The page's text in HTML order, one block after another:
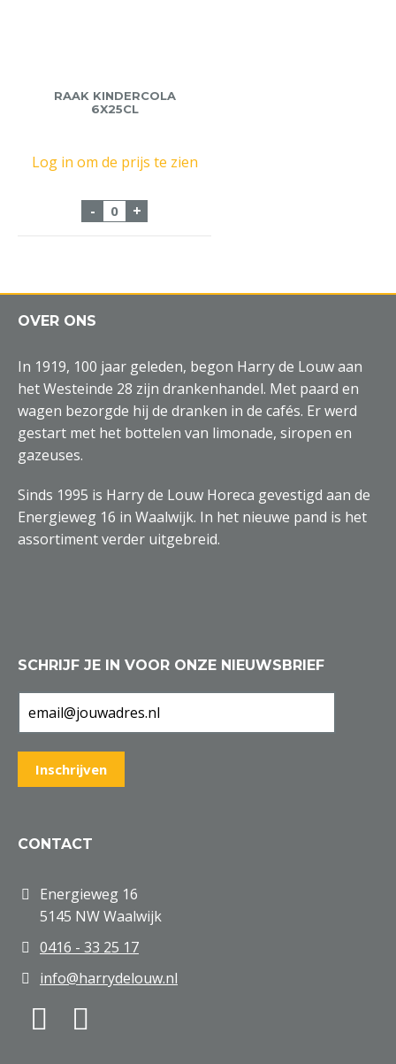
RAAK KINDERCOLA
6X25CL
Log in om de prijs te zien
- Raak Kindercola 6x25cl aantal
+
OVER ONS
In 1919, 100 jaar geleden, begon Harry de Louw aan
het Westeinde 28 zijn drankenhandel. Met paard en
wagen bezorgde hij de dranken in de cafés. Er werd
gestart met het bottelen van limonade, siropen en
gazeuses.
Sinds 1995 is Harry de Louw Horeca gevestigd aan de
Energieweg 16 in Waalwijk. In het nieuwe pand is het
assortiment verder uitgebreid.
SCHRIJF JE IN VOOR ONZE NIEUWSBRIEF
CONTACT
Energieweg 16
5145 NW Waalwijk
0416 - 33 25 17
info@harrydelouw.nl